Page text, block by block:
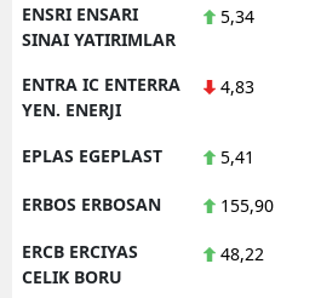
ENSRI ENSARI
SINAI YATIRIMLAR
5,34
ENTRA IC ENTERRA
YEN. ENERJI
4,83
EPLAS EGEPLAST 5,41
ERBOS ERBOSAN 155,90
ERCB ERCIYAS
CELIK BORU
48,22